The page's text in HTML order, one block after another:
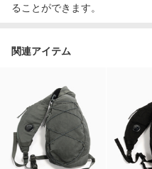
ることができます。
関連アイテム